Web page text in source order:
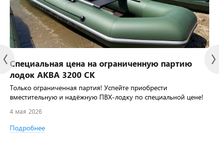
Специальная цена на ограниченную партию
лодок АКВА 3200 СК
Только ограниченная партия! Успейте приобрести
вместительную и надёжную ПВХ-лодку по специальной цене!
4 мая 2026
Подробнее